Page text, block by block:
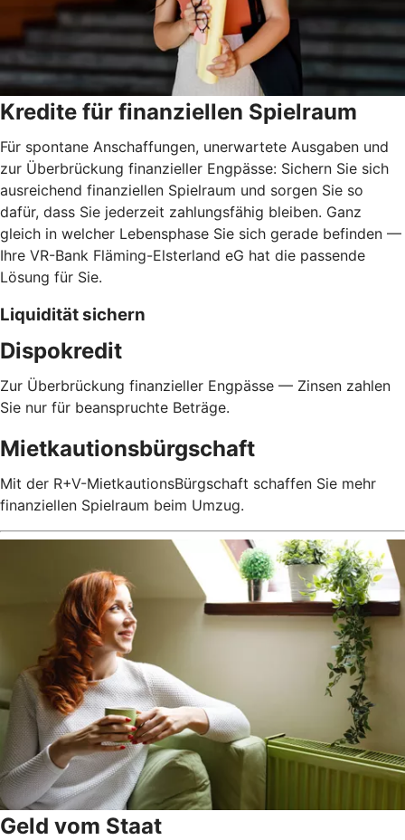
Kredite für finanziellen Spielraum
Für spontane Anschaffungen, unerwartete Ausgaben und
zur Überbrückung finanzieller Engpässe: Sichern Sie sich
ausreichend finanziellen Spielraum und sorgen Sie so
dafür, dass Sie jederzeit zahlungsfähig bleiben. Ganz
gleich in welcher Lebensphase Sie sich gerade befinden —
Ihre VR-Bank Fläming-Elsterland eG hat die passende
Lösung für Sie.
Liquidität sichern
Dispokredit
Zur Überbrückung finanzieller Engpässe — Zinsen zahlen
Sie nur für beanspruchte Beträge.
Mietkautionsbürgschaft
Mit der R+V-MietkautionsBürgschaft schaffen Sie mehr
finanziellen Spielraum beim Umzug.
Geld vom Staat